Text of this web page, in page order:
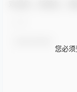
您必